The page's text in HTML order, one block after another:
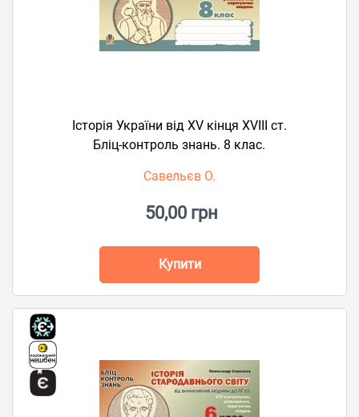
Історія України від XV кінця XVIII ст.
Бліц-контроль знань. 8 клас.
Савельєв О.
50,00 грн
Купити